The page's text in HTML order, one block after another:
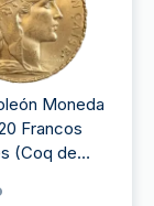
Moneda
Francos
(Coq de